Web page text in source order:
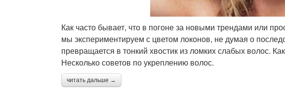
Как часто бывает, что в погоне за новыми трендами или
мы экспериментируем с цветом локонов, не думая о
превращается в тонкий хвостик из ломких слабых волос.
Несколько советов по укреплению волос.
читать дальше →